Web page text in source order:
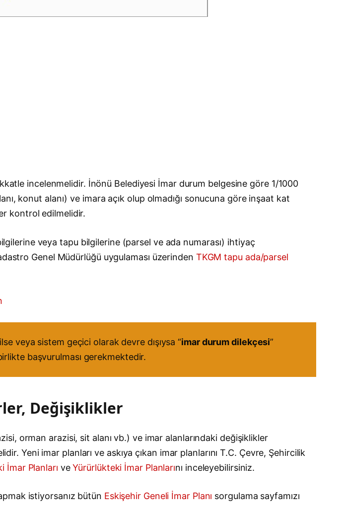
incelenmelidir. İnönü Belediyesi İmar durum belgesine göre 1/1000
konut alanı) ve imara açık olup olmadığı sonucuna göre inşaat kat
kontrol edilmelidir.
veya tapu bilgilerine (parsel ve ada numarası) ihtiyaç
Genel Müdürlüğü uygulaması üzerinden TKGM tapu ada/parsel
veya sistem geçici olarak devre dışıysa “imar durum dilekçesi”
başvurulması gerekmektedir.
Değişiklikler
orman arazisi, sit alanı vb.) ve imar alanlarındaki değişiklikler
Yeni imar planları ve askıya çıkan imar planlarını T.C. Çevre, Şehircilik
İmar Planları veYürürlükteki İmar Planlarını inceleyebilirsiniz.
istiyorsanız bütün Eskişehir Geneli İmar Planı sorgulama sayfamızı